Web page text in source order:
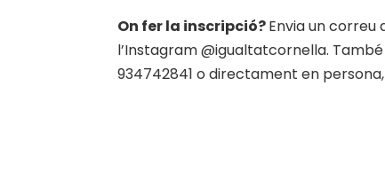
On fer la inscripció?Envia un correu
l’Instagram @igualtatcornella.
934742841 o directament en